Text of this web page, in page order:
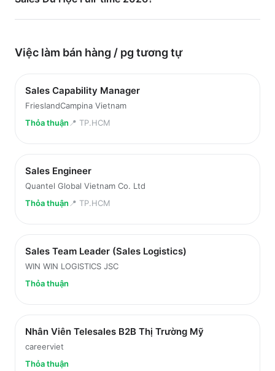
Việc làm bán hàng / pg tương tự
Sales Capability Manager
FrieslandCampina Vietnam
Thỏa thuận 📍 TP.HCM
Sales Engineer
Quantel Global Vietnam Co. Ltd
Thỏa thuận 📍 TP.HCM
Sales Team Leader (Sales Logistics)
WIN WIN LOGISTICS JSC
Thỏa thuận
Nhân Viên Telesales B2B Thị Trường Mỹ
careerviet
Thỏa thuận